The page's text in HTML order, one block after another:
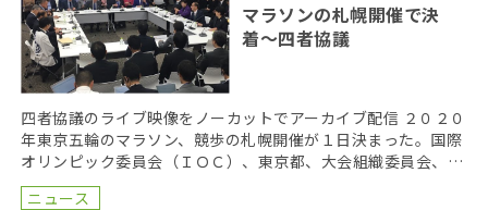
マラソンの札幌開催で決
着〜四者協議
四者協議のライブ映像をノーカットでアーカイブ配信 ２０２０
年東京五輪のマラソン、競歩の札幌開催が１日決まった。国際
オリンピック委員会（ＩＯＣ）、東京都、大会組織委員会、政
府の４者トップ協議で決着した。 コーツ委員長はこれ […]
ニュース